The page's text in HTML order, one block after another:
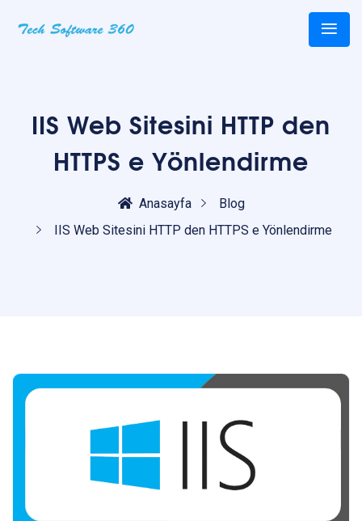
IIS Web Sitesini HTTP den
HTTPS e Yönlendirme
Anasayfa
Blog
IIS Web Sitesini HTTP den HTTPS e Yönlendirme